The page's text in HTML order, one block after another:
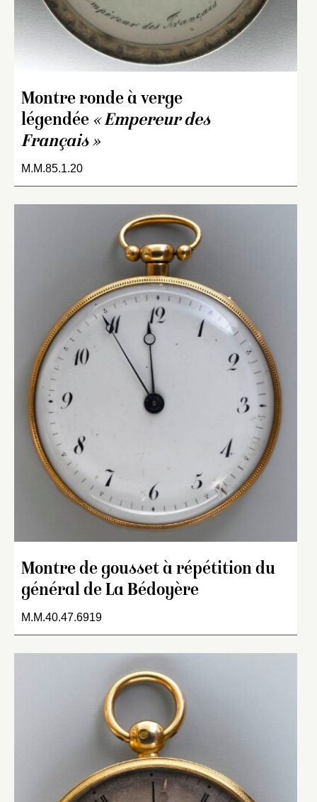
Montre ronde à verge
légendée « Empereur des
Français »
M.M.85.1.20
Montre de gousset à répétition du
général de La Bédoyère
M.M.40.47.6919